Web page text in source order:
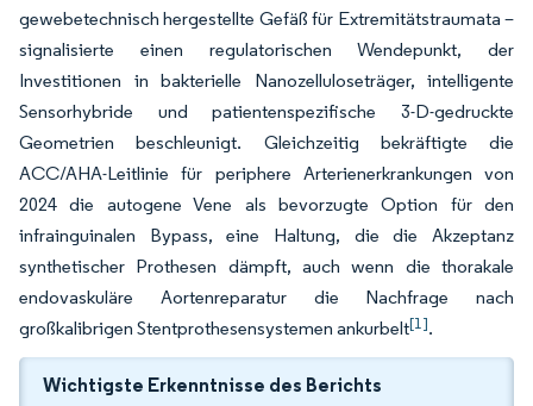
gewebetechnisch hergestellte Gefäß für Extremitätstraumata –
signalisierte einen regulatorischen Wendepunkt, der
Investitionen in bakterielle Nanozelluloseträger, intelligente
Sensorhybride und patientenspezifische 3-D-gedruckte
Geometrien beschleunigt. Gleichzeitig bekräftigte die
ACC/AHA-Leitlinie für periphere Arterienerkrankungen von
2024 die autogene Vene als bevorzugte Option für den
infrainguinalen Bypass, eine Haltung, die die Akzeptanz
synthetischer Prothesen dämpft, auch wenn die thorakale
endovaskuläre Aortenreparatur die Nachfrage nach
großkalibrigen Stentprothesensystemen ankurbelt[1].
Wichtigste Erkenntnisse des Berichts